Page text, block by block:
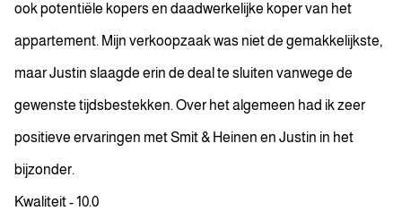
ook potentiële kopers en daadwerkelijke koper van het
appartement. Mijn verkoopzaak was niet de gemakkelijkste,
maar Justin slaagde erin de deal te sluiten vanwege de
gewenste tijdsbestekken. Over het algemeen had ik zeer
positieve ervaringen met Smit & Heinen en Justin in het
bijzonder.
Kwaliteit - 10.0